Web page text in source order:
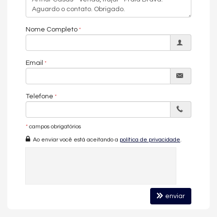
✔ 4 vagas de garagem
✔ Pé-direito interno de 3,30m
✔ Personal System: opções de personalização de planta
O empreendimento contempla:
04 unidades tipo
A primeira cobertura rooftop da Praia Brava
Um projeto para quem buscaapartamento de luxo frente mar
Nome Completo
Email
Telefone
* campos obrigatórios
Ao enviar você está aceitando a política de privacidade
enviar